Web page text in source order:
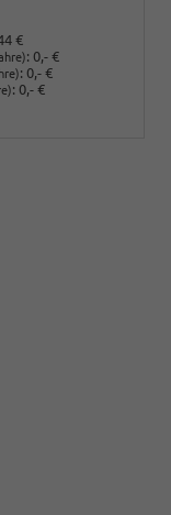
€
: 0,- €
: 0,- €
: 0,- €